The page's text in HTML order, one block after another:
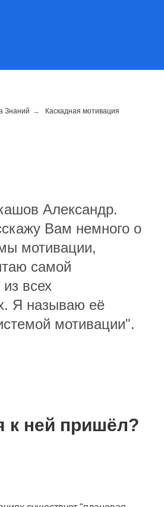
Знаний → Каскадная мотивация
Александр.
Вам немного о
мотивации,
самой
всех
Я называю её
мотивации".
к ней пришёл?